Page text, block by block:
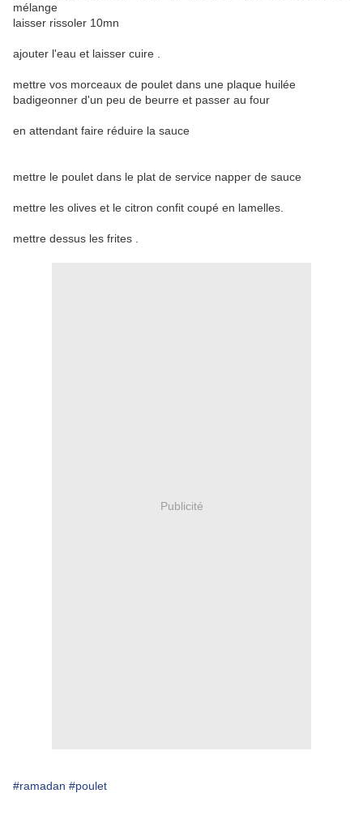
mélange
laisser rissoler 10mn
ajouter l'eau et laisser cuire .
mettre vos morceaux de poulet dans une plaque huilée
badigeonner d'un peu de beurre et passer au four
en attendant faire réduire la sauce
mettre le poulet dans le plat de service napper de sauce
mettre les olives et le citron confit coupé en lamelles.
mettre dessus les frites .
Publicité
#ramadan #poulet